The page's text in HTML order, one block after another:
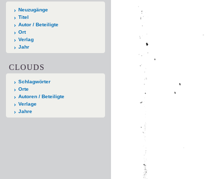
Neuzugänge
Titel
Autor / Beteiligte
Ort
Verlag
Jahr
CLOUDS
Schlagwörter
Orte
Autoren / Beteiligte
Verlage
Jahre